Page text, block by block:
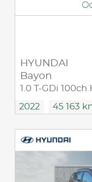
HYUNDAI
Bayon
2022 45 163